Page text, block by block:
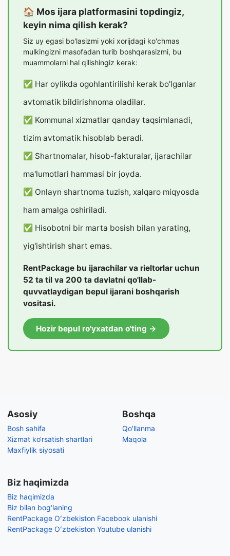
🏠 Mos ijara platformasini topdingiz,
keyin nima qilish kerak?
Siz uy egasi bo'lasizmi yoki xorijdagi ko'chmas
mulkingizni masofadan turib boshqarasizmi, bu
muammolarni hal qilishingiz kerak:
✅ Har oylikda ogohlantirilishi kerak bo'lganlar
avtomatik bildirishnoma oladilar.
✅ Kommunal xizmatlar qanday taqsimlanadi,
tizim avtomatik hisoblab beradi.
✅ Shartnomalar, hisob-fakturalar, ijarachilar
ma'lumotlari hammasi bir joyda.
✅ Onlayn shartnoma tuzish, xalqaro miqyosda
ham amalga oshiriladi.
✅ Hisobotni bir marta bosish bilan yarating,
yig'ishtirish shart emas.
RentPackage bu ijarachilar va rieltorlar uchun
52 ta til va 200 ta davlatni qo'llab-
quvvatlaydigan bepul ijarani boshqarish
vositasi.
Hozir bepul ro'yxatdan o'ting →
Asosiy
Bosh sahifa
Xizmat ko‘rsatish shartlari
Maxfiylik siyosati
Boshqa
Qo'llanma
Maqola
Biz haqimizda
Biz haqimizda
Biz bilan bog‘laning
RentPackage Oʻzbekiston Facebook ulanishi
RentPackage Oʻzbekiston Youtube ulanishi